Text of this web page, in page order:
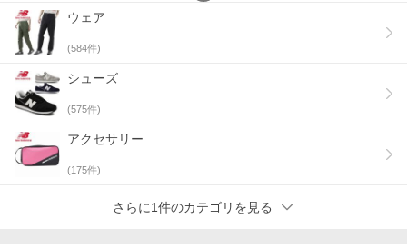
ウェア
(584件)
シューズ
(575件)
アクセサリー
(175件)
さらに1件のカテゴリを見る